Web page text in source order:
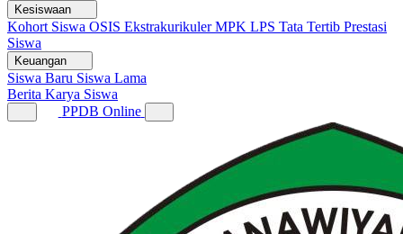
Kesiswaan
Kohort Siswa OSIS Ekstrakurikuler MPK LPS Tata Tertib Prestasi
Siswa
Keuangan
Siswa Baru Siswa Lama
Berita Karya Siswa
PPDB Online